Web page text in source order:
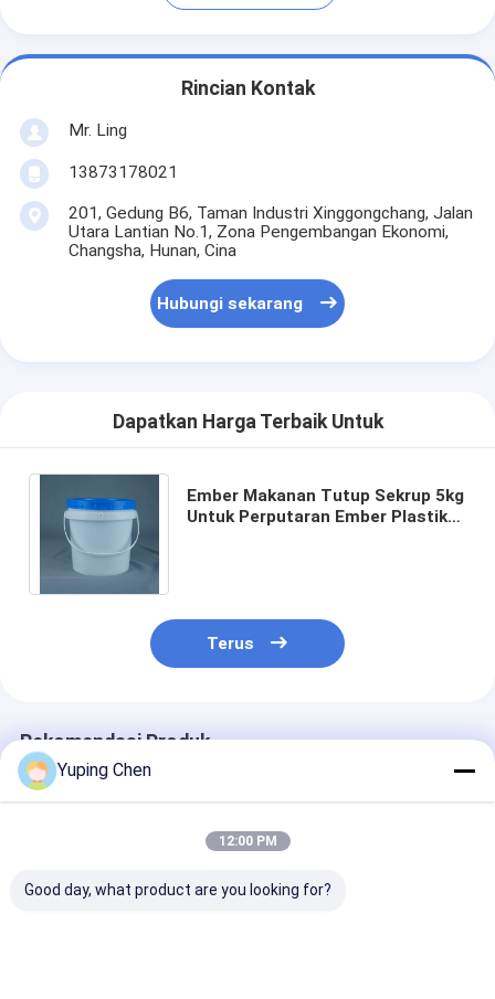
Rincian Kontak
Mr. Ling
13873178021
201, Gedung B6, Taman Industri Xinggongchang, Jalan
Utara Lantian No.1, Zona Pengembangan Ekonomi,
Changsha, Hunan, Cina
Hubungi sekarang
Dapatkan Harga Terbaik Untuk
Ember Makanan Tutup Sekrup 5kg
Untuk Perputaran Ember Plastik
Terus
Rekomendasi Produk
Yuping Chen
12:00 PM
Good day, what product are you looking for?